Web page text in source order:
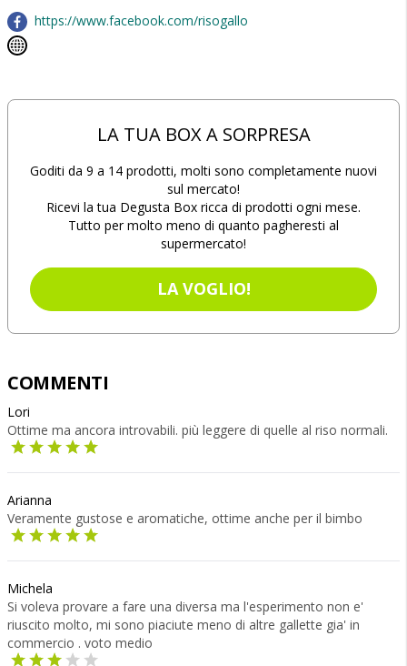
https://www.facebook.com/risogallo
LA TUA BOX A SORPRESA
Goditi da 9 a 14 prodotti, molti sono completamente nuovi
sul mercato!
Ricevi la tua Degusta Box ricca di prodotti ogni mese.
Tutto per molto meno di quanto pagheresti al
supermercato!
LA VOGLIO!
COMMENTI
Lori
Ottime ma ancora introvabili. più leggere di quelle al riso normali.
Arianna
Veramente gustose e aromatiche, ottime anche per il bimbo
Michela
Si voleva provare a fare una diversa ma l'esperimento non e'
riuscito molto, mi sono piaciute meno di altre gallette gia' in
commercio . voto medio